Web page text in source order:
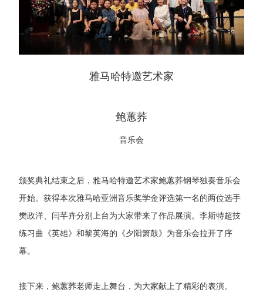
雅马哈特邀艺术家
鲍蕙荞
音乐会
颁奖典礼结束之后，雅马哈特邀艺术家鲍蕙荞钢琴独奏音乐会
开始。获得本次雅马哈亚洲音乐奖学金评选第一名的两位选手
樊政洋、闫芊卉分别上台为大家带来了作品展演。李斯特超技
练习曲《英雄》和黎英海的《夕阳箫鼓》为音乐会拉开了序
幕。
接下来，鲍蕙荞老师走上舞台，为大家献上了精彩的表演。